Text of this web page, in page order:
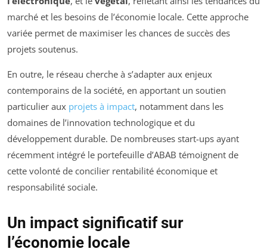
marché et les besoins de l’économie locale. Cette approche
variée permet de maximiser les chances de succès des
projets soutenus.
En outre, le réseau cherche à s’adapter aux enjeux
contemporains de la société, en apportant un soutien
particulier aux projets à impact, notamment dans les
domaines de l’innovation technologique et du
développement durable. De nombreuses start-ups ayant
récemment intégré le portefeuille d’ABAB témoignent de
cette volonté de concilier rentabilité économique et
responsabilité sociale.
Un impact significatif sur
l’économie locale